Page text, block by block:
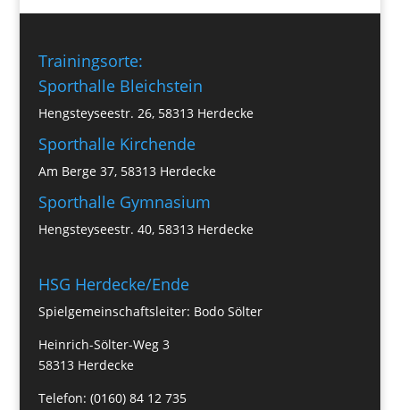
Trainingsorte:
Sporthalle Bleichstein
Hengsteyseestr. 26, 58313 Herdecke
Sporthalle Kirchende
Am Berge 37, 58313 Herdecke
Sporthalle Gymnasium
Hengsteyseestr. 40, 58313 Herdecke
HSG Herdecke/Ende
Spielgemeinschaftsleiter: Bodo Sölter
Heinrich-Sölter-Weg 3
58313 Herdecke
Telefon: (0160) 84 12 735